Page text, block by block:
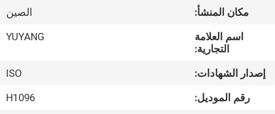
عرض
الواقع
الافتراضي
معلومات
مكان المنشأ:
الصين
اسم العلامة
التجارية:
YUYANG
إصدار الشهادات:
ISO
رقم الموديل:
H1096